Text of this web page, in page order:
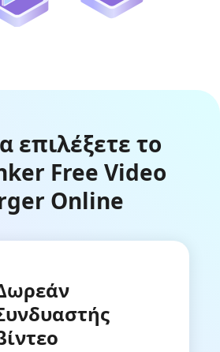
επιλέξετε το
Free Video
Online